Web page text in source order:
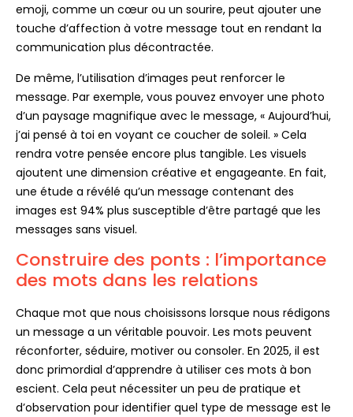
emoji, comme un cœur ou un sourire, peut ajouter une
touche d’affection à votre message tout en rendant la
communication plus décontractée.
De même, l’utilisation d’images peut renforcer le
message. Par exemple, vous pouvez envoyer une photo
d’un paysage magnifique avec le message, « Aujourd’hui,
j’ai pensé à toi en voyant ce coucher de soleil. » Cela
rendra votre pensée encore plus tangible. Les visuels
ajoutent une dimension créative et engageante. En fait,
une étude a révélé qu’un message contenant des
images est 94% plus susceptible d’être partagé que les
messages sans visuel.
Construire des ponts : l’importance
des mots dans les relations
Chaque mot que nous choisissons lorsque nous rédigons
un message a un véritable pouvoir. Les mots peuvent
réconforter, séduire, motiver ou consoler. En 2025, il est
donc primordial d’apprendre à utiliser ces mots à bon
escient. Cela peut nécessiter un peu de pratique et
d’observation pour identifier quel type de message est le